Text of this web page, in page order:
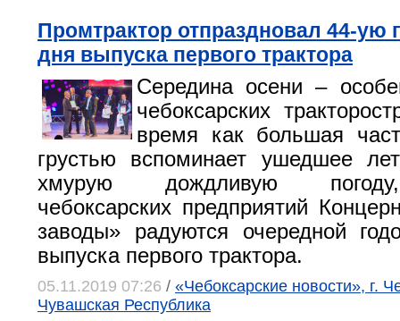
Промтрактор отпраздновал 44-ую
дня выпуска первого трактора
Середина осени –
чебоксарских
время как большая
грустью вспоминает ушедшее
хмурую дождливую
чебоксарских предприятий
заводы» радуются очередной
выпуска первого трактора.
05.11.2019 07:26 / «Чебоксарские новости», г.
Чувашская Республика